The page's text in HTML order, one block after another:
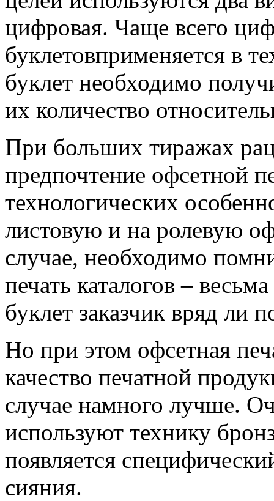
цифровая. Чаще всего
буклетовприменяется в
буклет необходимо
их количество
При больших тиражах
предпочтение офсетной
технологических
листовую и на ролевую
случае, необходимо
печать каталогов –
буклет заказчик вряд ли
Но при этом офсетная
качество печатной
случае намного лучше.
используют технику
появляется
сияния.